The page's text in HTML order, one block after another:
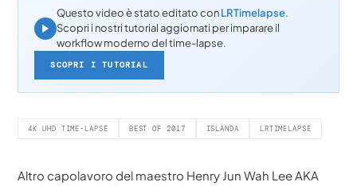
Questo video è stato editato conLRTimelapse.
Scopri i nostri tutorial aggiornati per imparare il
workflow moderno del time-lapse.
SCOPRI I TUTORIAL
4K UHD TIME-LAPSE BEST OF 2017 ISLANDA LRTIMELAPSE
Altro capolavoro del maestro Henry Jun Wah Lee AKA